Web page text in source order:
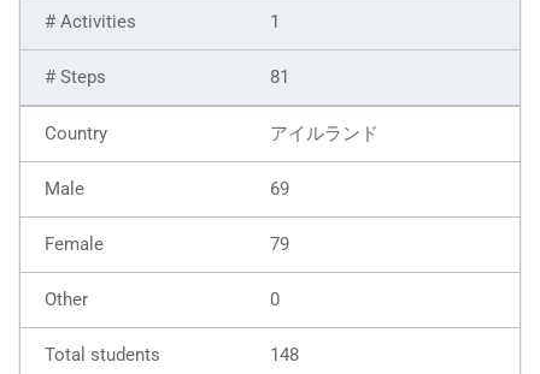
1
81
アイルランド
69
79
0
148